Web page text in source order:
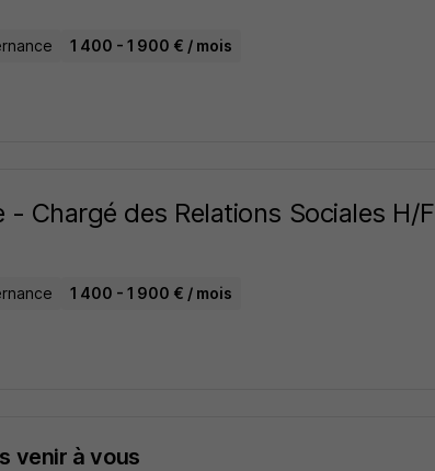
1 400 - 1 900 € / mois
- Chargé des Relations Sociales H/F
1 400 - 1 900 € / mois
venir à vous